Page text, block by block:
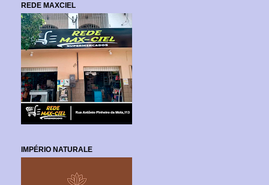
REDE MAXCIEL
IMPÉRIO NATURALE